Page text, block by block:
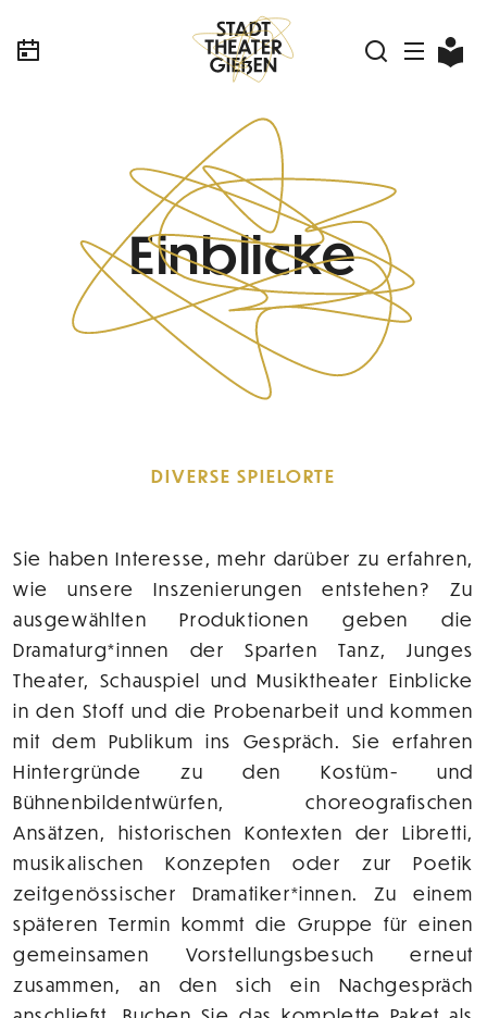
Einblicke
DIVERSE SPIELORTE
Sie haben Interesse, mehr darüber zu erfahren,
wie unsere Inszenierungen entstehen? Zu
ausgewählten Produktionen geben die
Dramaturg*innen der Sparten Tanz, Junges
Theater, Schauspiel und Musiktheater Einblicke
in den Stoff und die Probenarbeit und kommen
mit dem Publikum ins Gespräch. Sie erfahren
Hintergründe zu den Kostüm- und
Bühnenbildentwürfen, choreografischen
Ansätzen, historischen Kontexten der Libretti,
musikalischen Konzepten oder zur Poetik
zeitgenössischer Dramatiker*innen. Zu einem
späteren Termin kommt die Gruppe für einen
gemeinsamen Vorstellungsbesuch erneut
zusammen, an den sich ein Nachgespräch